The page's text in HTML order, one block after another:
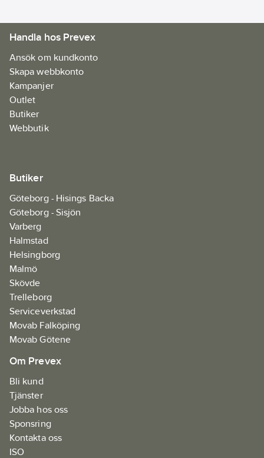
Handla hos Prevex
Ansök om kundkonto
Skapa webbkonto
Kampanjer
Outlet
Butiker
Webbutik
Butiker
Göteborg - Hisings Backa
Göteborg - Sisjön
Varberg
Halmstad
Helsingborg
Malmö
Skövde
Trelleborg
Serviceverkstad
Movab Falköping
Movab Götene
Om Prevex
Bli kund
Tjänster
Jobba hos oss
Sponsring
Kontakta oss
ISO